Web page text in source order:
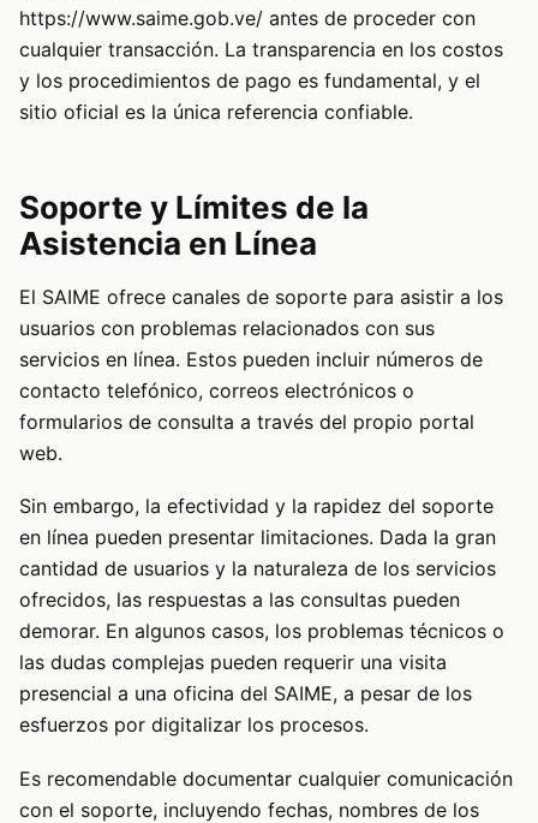
https://www.saime.gob.ve/ antes de proceder con
cualquier transacción. La transparencia en los costos
y los procedimientos de pago es fundamental, y el
sitio oficial es la única referencia confiable.
Soporte y Límites de la
Asistencia en Línea
El SAIME ofrece canales de soporte para asistir a los
usuarios con problemas relacionados con sus
servicios en línea. Estos pueden incluir números de
contacto telefónico, correos electrónicos o
formularios de consulta a través del propio portal
web.
Sin embargo, la efectividad y la rapidez del soporte
en línea pueden presentar limitaciones. Dada la gran
cantidad de usuarios y la naturaleza de los servicios
ofrecidos, las respuestas a las consultas pueden
demorar. En algunos casos, los problemas técnicos o
las dudas complejas pueden requerir una visita
presencial a una oficina del SAIME, a pesar de los
esfuerzos por digitalizar los procesos.
Es recomendable documentar cualquier comunicación
con el soporte, incluyendo fechas, nombres de los